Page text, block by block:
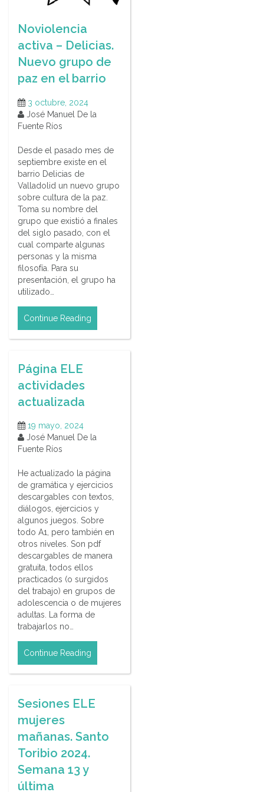
Noviolencia
activa – Delicias.
Nuevo grupo de
paz en el barrio
3 octubre, 2024
José Manuel De la
Fuente Ríos
Desde el pasado mes de
septiembre existe en el
barrio Delicias de
Valladolid un nuevo grupo
sobre cultura de la paz.
Toma su nombre del
grupo que existió a finales
del siglo pasado, con el
cual comparte algunas
personas y la misma
filosofía. Para su
presentación, el grupo ha
utilizado…
Continue Reading
Página ELE
actividades
actualizada
19 mayo, 2024
José Manuel De la
Fuente Ríos
He actualizado la página
de gramática y ejercicios
descargables con textos,
diálogos, ejercicios y
algunos juegos. Sobre
todo A1, pero también en
otros niveles. Son pdf
descargables de manera
gratuita, todos ellos
practicados (o surgidos
del trabajo) en grupos de
adolescencia o de mujeres
adultas. La forma de
trabajarlos no…
Continue Reading
Sesiones ELE
mujeres
mañanas. Santo
Toribio 2024.
Semana 13 y
última